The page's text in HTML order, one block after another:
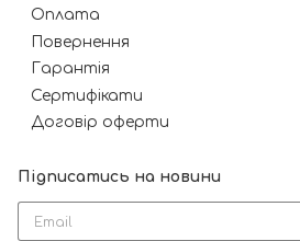
Оплата
Повернення
Гарантія
Сертифікати
Договір оферти
Підписатись на новини